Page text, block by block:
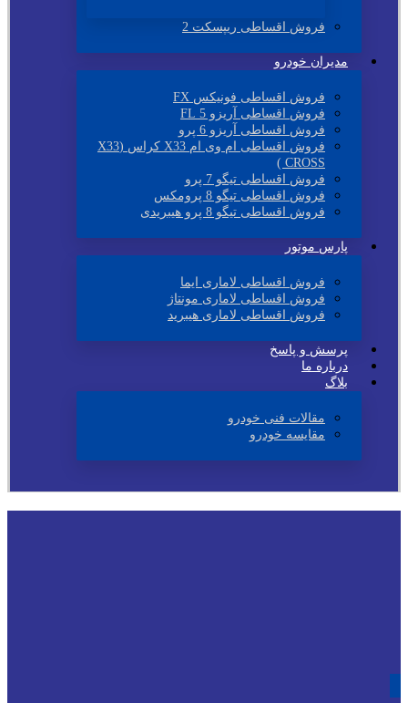
فروش اقساطی ریپسکت 2
مدیران خودرو
فروش اقساطی فونیکس FX
فروش اقساطی آریزو 5 FL
فروش اقساطی آریزو 6 پرو
فروش اقساطی ام وی ام X33 کراس (X33
CROSS )
فروش اقساطی تیگو 7 پرو
فروش اقساطی تیگو 8 پرومکس
فروش اقساطی تیگو 8 پرو هیبریدی
پارس موتور
فروش اقساطی لاماری ایما
فروش اقساطی لاماری مونتاژ
فروش اقساطی لاماری هیبرید
پرسش و پاسخ
درباره ما
بلاگ
مقالات فنی خودرو
مقایسه خودرو